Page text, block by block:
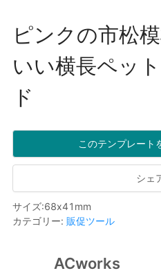
ピンクの市松
いい横長ペッ
ド
このテンプレート
シェ
サイズ:68x41 mm
カテゴリー: 販促ツール
ACworks